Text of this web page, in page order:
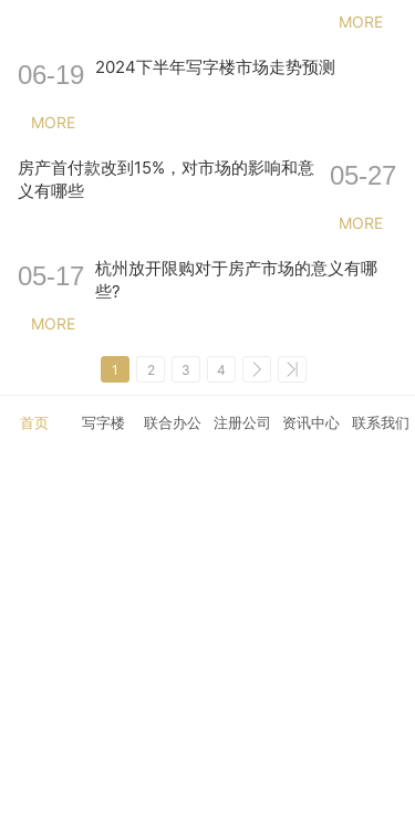
MORE
06-19
MORE
2024下半年写字楼市场走势预测
房产首付款改到15%，对市场的影响和意
义有哪些
05-27
MORE
05-17
MORE
杭州放开限购对于房产市场的意义有哪
些?
1 2 3 4
首页 写字楼 联合办公 注册公司 资讯中心 联系我们